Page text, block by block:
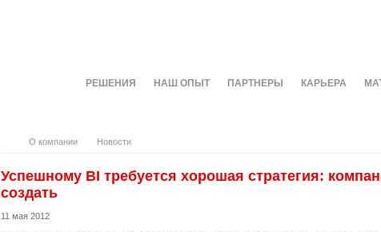
РЕШЕНИЯ НАШ ОПЫТ ПАРТНЕРЫ КАРЬЕРА
О компании Новости
Успешному BI требуется хорошая стратегия:
создать
11 мая 2012